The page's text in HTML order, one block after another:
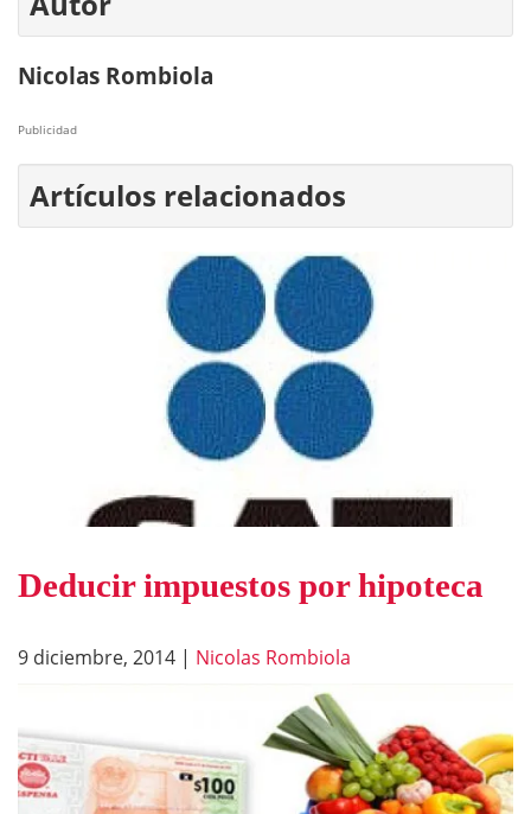
Nicolas Rombiola
Publicidad
Artículos relacionados
Deducir impuestos por hipoteca
9 diciembre, 2014 | Nicolas Rombiola